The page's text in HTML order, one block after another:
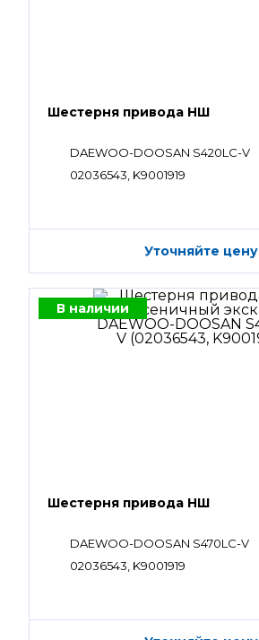
Шестерня привода НШ
DAEWOO-DOOSAN S420LC-V
02036543, K9001919
Уточняйте цену
В наличии
Шестерня привода НШ
DAEWOO-DOOSAN S470LC-V
02036543, K9001919